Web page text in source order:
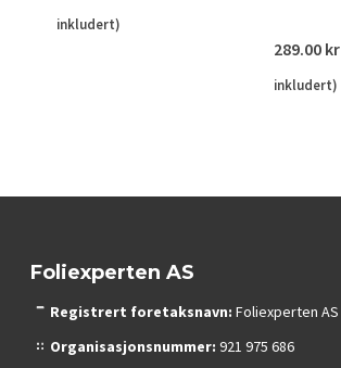
inkludert)
289.00 kr
inkludert)
Foliexperten AS
Registrert foretaksnavn: Foliexperten AS
Organisasjonsnummer: 921 975 686